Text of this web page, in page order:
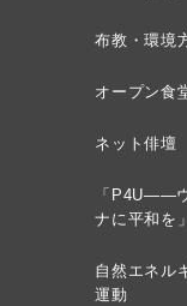
布教・環境
オープン食
ネット俳壇
「P4U——
ナに平和を」
自然エネル
運動